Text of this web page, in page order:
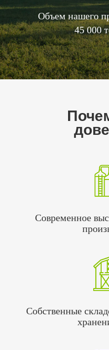
Объем нашего
45 000
Современное
Собственные